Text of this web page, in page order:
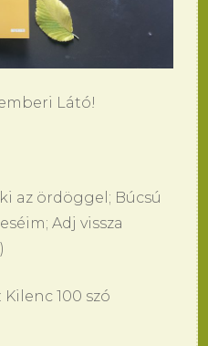
Látó!
az ördöggel; Búcsú
Adj vissza
Kilenc 100 szó